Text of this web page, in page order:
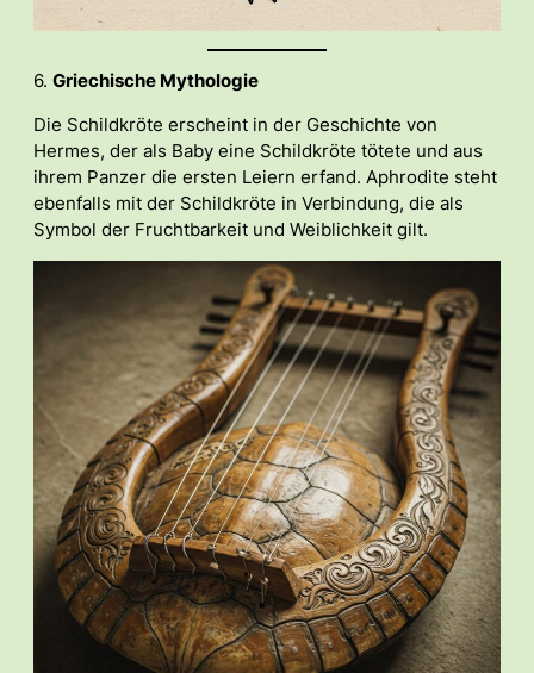
6. Griechische Mythologie
Die Schildkröte erscheint in der Geschichte von
Hermes, der als Baby eine Schildkröte tötete und aus
ihrem Panzer die ersten Leiern erfand. Aphrodite steht
ebenfalls mit der Schildkröte in Verbindung, die als
Symbol der Fruchtbarkeit und Weiblichkeit gilt.